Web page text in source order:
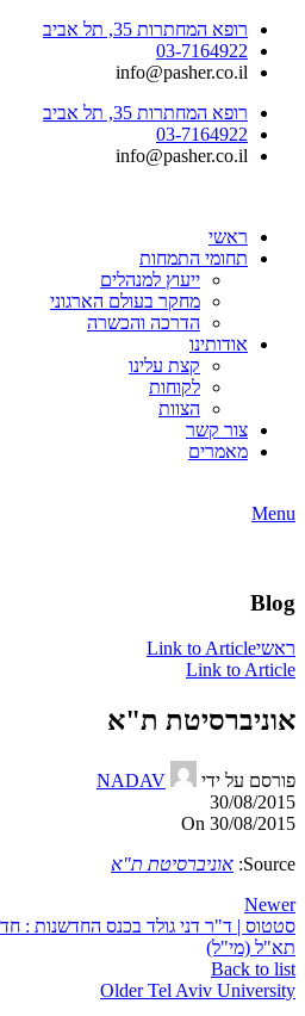
רופא המחתרות 35, תל אביב
03-7164922
info@pasher.co.il
רופא המחתרות 35, תל אביב
03-7164922
info@pasher.co.il
ראשי
תחומי התמחות
ייעוץ למנהלים
מחקר בעולם הארגוני
הדרכה והכשרה
אודותינו
קצת עלינו
לקוחות
הצוות
צור קשר
מאמרים
Menu
Blog
ראשיLink to Article
Link to Article
אוניברסיטת ת"א
פורסם על ידי
NADAV
30/08/2015
On 30/08/2015
Source: אוניברסיטת ת"א
Newer
סטטוס | ד"ר דני גולד בכנס החדשנות :
תא"ל (מי"ל)
Back to list
Older Tel Aviv University